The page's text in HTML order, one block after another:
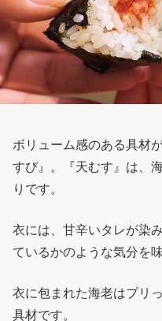
ボリューム感のある具材
すび』。『天むす』は、
りです。
衣には、甘辛いタレが染
ているかのような気分を
衣に包まれた海老はプリ
具材です。